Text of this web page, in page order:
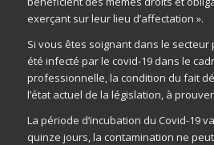
exerçant sur leur lieu d’affectation ».
Si vous êtes soignant dans le secteur
été infecté par le covid-19 dans le
professionnelle, la condition du fait
l’état actuel de la législation, à
La période d’incubation du Covid-19
quinze jours, la contamination ne